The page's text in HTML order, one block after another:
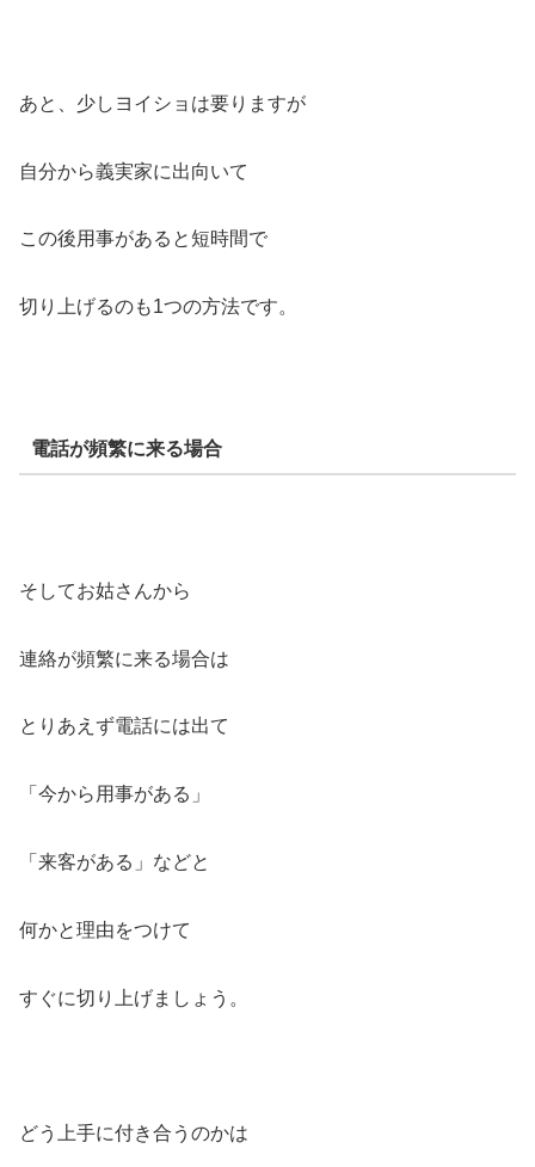
あと、少しヨイショは要りますが
自分から義実家に出向いて
この後用事があると短時間で
切り上げるのも1つの方法です。
電話が頻繁に来る場合
そしてお姑さんから
連絡が頻繁に来る場合は
とりあえず電話には出て
「今から用事がある」
「来客がある」などと
何かと理由をつけて
すぐに切り上げましょう。
どう上手に付き合うのかは